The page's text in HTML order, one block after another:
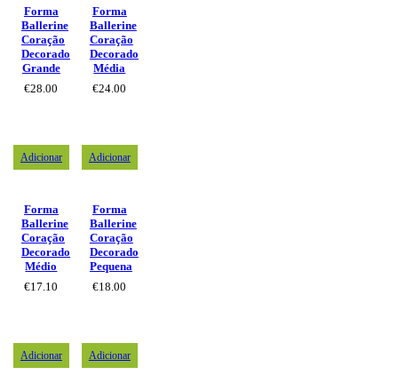
Forma
Ballerine
Coração
Decorado
Grande
€28.00
Forma
Ballerine
Coração
Decorado
Média
€24.00
Adicionar
Forma
Ballerine
Coração
Decorado
Médio
€17.10
Adicionar
Forma
Ballerine
Coração
Decorado
Pequena
€18.00
Adicionar Adicionar